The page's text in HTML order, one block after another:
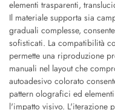
elementi trasparenti,
Il materiale supporta sia
graduali complesse,
sofisticati. La compatibilità
permette una riproduzione
manuali nel layout che
autoadesivo colorato
pattern olografici ed
l'impatto visivo. L'iterazione